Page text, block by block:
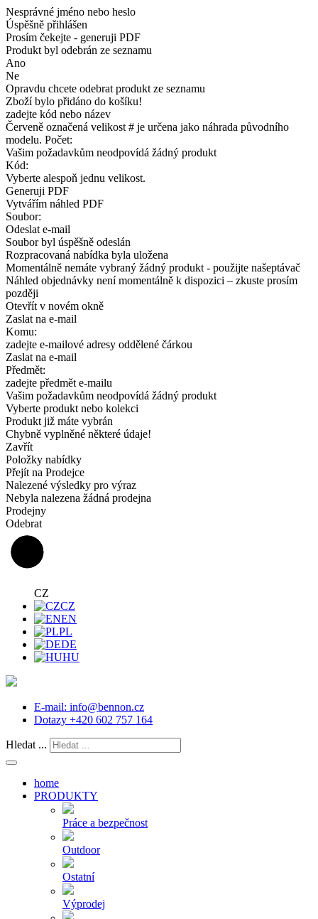
Nesprávné jméno nebo heslo
Úspěšně přihlášen
Prosím čekejte - generuji PDF
Produkt byl odebrán ze seznamu
Ano
Ne
Opravdu chcete odebrat produkt ze seznamu
Zboží bylo přidáno do košíku!
zadejte kód nebo název
Červeně označená velikost # je určena jako náhrada původního
modelu. Počet:
Vašim požadavkům neodpovídá žádný produkt
Kód:
Vyberte alespoň jednu velikost.
Generuji PDF
Vytvářím náhled PDF
Soubor:
Odeslat e-mail
Soubor byl úspěšně odeslán
Rozpracovaná nabídka byla uložena
Momentálně nemáte vybraný žádný produkt - použijte našeptávač
Náhled objednávky není momentálně k dispozici – zkuste prosím
později
Otevřít v novém okně
Zaslat na e-mail
Komu:
zadejte e-mailové adresy oddělené čárkou
Zaslat na e-mail
Předmět:
zadejte předmět e-mailu
Vašim požadavkům neodpovídá žádný produkt
Vyberte produkt nebo kolekci
Produkt již máte vybrán
Chybně vyplněné některé údaje!
Zavřít
Položky nabídky
Přejít na Prodejce
Nalezené výsledky pro výraz
Nebyla nalezena žádná prodejna
Prodejny
Odebrat
CZ
CZ
EN
PL
DE
HU
E-mail: info@bennon.cz
Dotazy +420 602 757 164
Hledat ...
home
PRODUKTY
Práce a bezpečnost
Outdoor
Ostatní
Výprodej